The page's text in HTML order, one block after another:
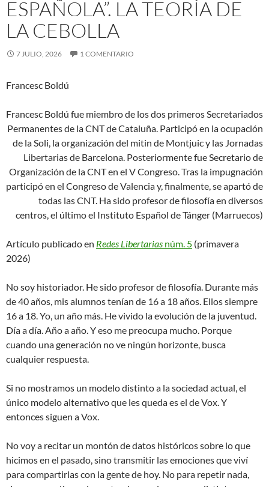
ESPAÑOLA”. LA TEORÍA DE
LA CEBOLLA
7 JULIO, 2026 1 COMENTARIO
Francesc Boldú
Francesc Boldú fue miembro de los dos primeros Secretariados
Permanentes de la CNT de Cataluña. Participó en la ocupación
de la Soli, la organización del mitin de Montjuic y las Jornadas
Libertarias de Barcelona. Posteriormente fue Secretario de
Organización de la CNT en el V Congreso. Tras la impugnación
participó en el Congreso de Valencia y, finalmente, se apartó de
todas las CNT. Ha sido profesor de filosofía en diversos
centros, el último el Instituto Español de Tánger (Marruecos)
Artículo publicado en Redes Libertarias núm. 5 (primavera
2026)
No soy historiador. He sido profesor de filosofía. Durante más
de 40 años, mis alumnos tenían de 16 a 18 años. Ellos siempre
16 a 18. Yo, un año más. He vivido la evolución de la juventud.
Día a día. Año a año. Y eso me preocupa mucho. Porque
cuando una generación no ve ningún horizonte, busca
cualquier respuesta.
Si no mostramos un modelo distinto a la sociedad actual, el
único modelo alternativo que les queda es el de Vox. Y
entonces siguen a Vox.
No voy a recitar un montón de datos históricos sobre lo que
hicimos en el pasado, sino transmitir las emociones que viví
para compartirlas con la gente de hoy. No para repetir nada,